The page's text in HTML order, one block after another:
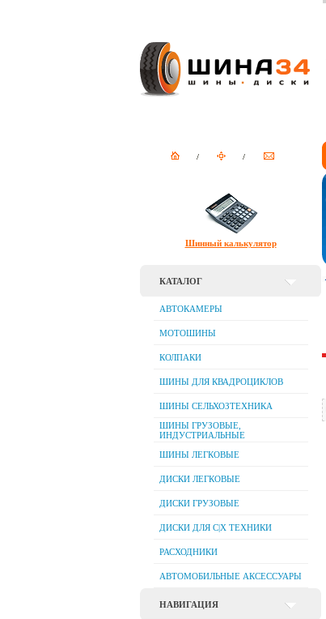
Шинный калькулятор
КАТАЛОГ
АВТОКАМЕРЫ
МОТОШИНЫ
КОЛПАКИ
ШИНЫ ДЛЯ КВАДРОЦИКЛОВ
ШИНЫ СЕЛЬХОЗТЕХНИКА
ШИНЫ ГРУЗОВЫЕ,
ИНДУСТРИАЛЬНЫЕ
ШИНЫ ЛЕГКОВЫЕ
ДИСКИ ЛЕГКОВЫЕ
ДИСКИ ГРУЗОВЫЕ
ДИСКИ ДЛЯ C|Х ТЕХНИКИ
РАСХОДНИКИ
АВТОМОБИЛЬНЫЕ АКСЕССУАРЫ
НАВИГАЦИЯ